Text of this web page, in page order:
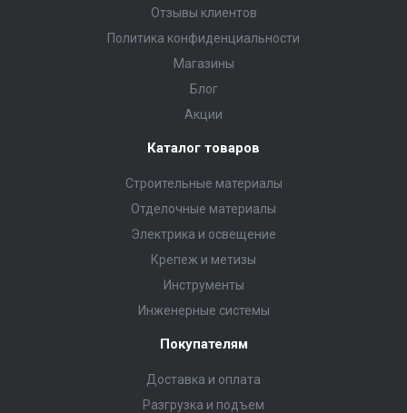
Отзывы клиентов
Политика конфиденциальности
Магазины
Блог
Акции
Каталог товаров
Строительные материалы
Отделочные материалы
Электрика и освещение
Крепеж и метизы
Инструменты
Инженерные системы
Покупателям
Доставка и оплата
Разгрузка и подъем